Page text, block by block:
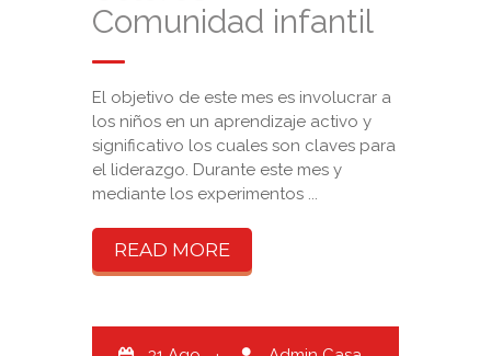
Comunidad infantil
El objetivo de este mes es involucrar a
los niños en un aprendizaje activo y
significativo los cuales son claves para
el liderazgo. Durante este mes y
mediante los experimentos ...
READ MORE